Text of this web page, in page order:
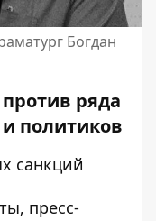
Богдан
ряда
политиков
санкций
пресс-